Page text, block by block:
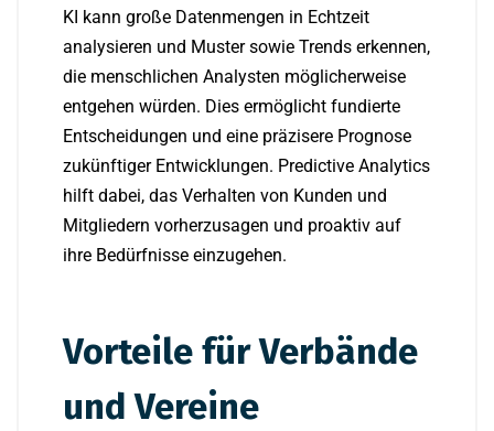
KI kann große Datenmengen in Echtzeit
analysieren und Muster sowie Trends erkennen,
die menschlichen Analysten möglicherweise
entgehen würden. Dies ermöglicht fundierte
Entscheidungen und eine präzisere Prognose
zukünftiger Entwicklungen. Predictive Analytics
hilft dabei, das Verhalten von Kunden und
Mitgliedern vorherzusagen und proaktiv auf
ihre Bedürfnisse einzugehen.
Vorteile für Verbände
und Vereine